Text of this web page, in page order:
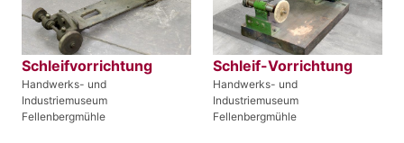
Schleifvorrichtung
Handwerks- und
Industriemuseum
Fellenbergmühle
Schleif-Vorrichtung
Handwerks- und
Industriemuseum
Fellenbergmühle